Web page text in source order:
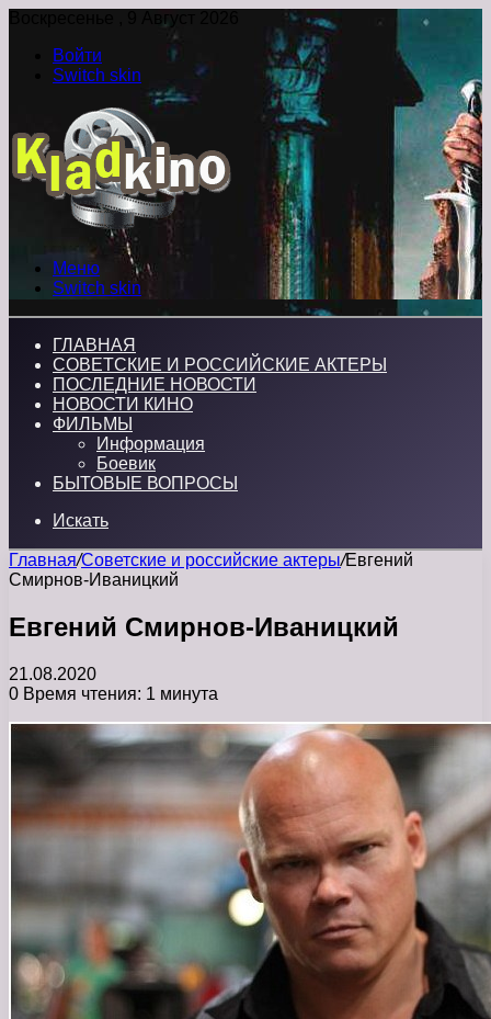
Воскресенье , 9 Август 2026
Войти
Switch skin
Меню
Switch skin
ГЛАВНАЯ
СОВЕТСКИЕ И РОССИЙСКИЕ АКТЕРЫ
ПОСЛЕДНИЕ НОВОСТИ
НОВОСТИ КИНО
ФИЛЬМЫ
Информация
Боевик
БЫТОВЫЕ ВОПРОСЫ
Искать
Главная/Советские и российские актеры/Евгений
Смирнов-Иваницкий
Евгений Смирнов-Иваницкий
21.08.2020
0 Время чтения: 1 минута